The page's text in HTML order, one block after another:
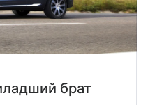
брат